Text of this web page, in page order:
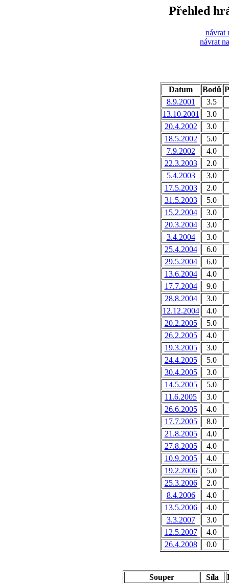
Přehled
návrat
návrat
Datum Bodů
8.9.2001
3.5
13.10.2001
3.0
20.4.2002
3.0
18.5.2002
5.0
7.9.2002
4.0
22.3.2003
2.0
5.4.2003
3.0
17.5.2003
2.0
31.5.2003
5.0
15.2.2004
3.0
20.3.2004
3.0
3.4.2004
3.0
25.4.2004
6.0
29.5.2004
6.0
13.6.2004
4.0
17.7.2004
9.0
28.8.2004
3.0
12.12.2004
4.0
20.2.2005
5.0
26.2.2005
4.0
19.3.2005
3.0
24.4.2005
5.0
30.4.2005
3.0
14.5.2005
5.0
11.6.2005
3.0
26.6.2005
4.0
17.7.2005
8.0
21.8.2005
4.0
27.8.2005
4.0
10.9.2005
4.0
19.2.2006
5.0
25.3.2006
2.0
8.4.2006
4.0
13.5.2006
4.0
3.3.2007
3.0
12.5.2007
4.0
26.4.2008
0.0
Souper Síla